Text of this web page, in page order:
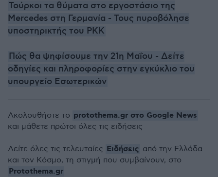
Τούρκοι τα θύματα στο εργοστάσιο της
Mercedes στη Γερμανία - Τους πυροβόλησε
υποστηρικτής του PKK
Πώς θα ψηφίσουμε την 21η Μαΐου - Δείτε
οδηγίες και πληροφορίες στην εγκύκλιο του
υπουργείο Εσωτερικών
Ακολουθήστε το protothema.gr στο Google News
και μάθετε πρώτοι όλες τις ειδήσεις
Δείτε όλες τις τελευταίες Ειδήσεις από την Ελλάδα
και τον Κόσμο, τη στιγμή που συμβαίνουν, στο
Protothema.gr